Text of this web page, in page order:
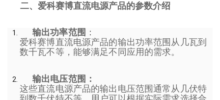
二、爱科赛博直流电源产品的参数介绍
输出功率范围 ：
爱科赛博直流电源产品的输出功率范围从几瓦到
数千瓦不等，能够满足不同应用的需求。
输出电压范围：
这些直流电源产品的输出电压范围通常从几伏特